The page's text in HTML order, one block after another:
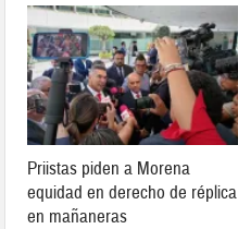
Priistas piden a Morena
equidad en derecho de réplica
en mañaneras